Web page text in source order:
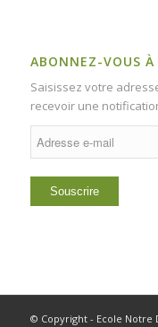
ABONNEZ-VOUS À
Saisissez votre
recevoir une
Adresse
© Copyright - Ecole Notre